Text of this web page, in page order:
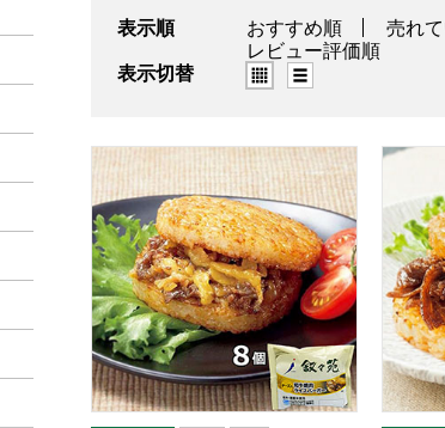
表示順 おすすめ順 売れ
レビュー評価順
表示切替
グリッド表示（タ
叙々苑 焼肉ライスバーガー＜チーズ＞
叙々苑